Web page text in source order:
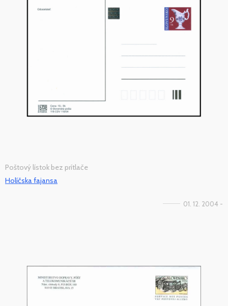
Poštový lístok bez prítlače
Holíčska fajansa
01. 12. 2004 -